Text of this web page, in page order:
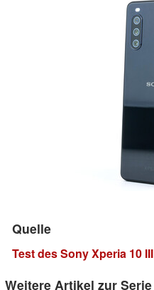
Quelle
Test des Sony Xperia 10 III
Weitere Artikel zur Serie